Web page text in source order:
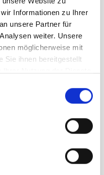
Informationen zu Ihrer
unsere Partner für
weiter. Unsere
möglicherweise mit
Sie ihnen bereitgestellt
T-Zip Pants III